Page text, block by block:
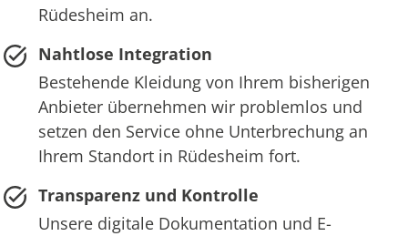
Rüdesheim an.
Nahtlose Integration
Bestehende Kleidung von Ihrem bisherigen
Anbieter übernehmen wir problemlos und
setzen den Service ohne Unterbrechung an
Ihrem Standort in Rüdesheim fort.
Transparenz und Kontrolle
Unsere digitale Dokumentation und E-